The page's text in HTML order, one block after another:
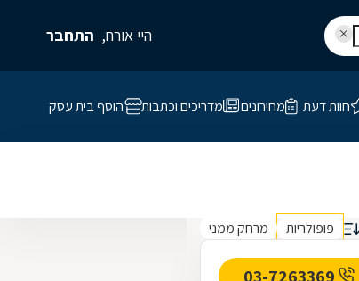
היי אורח, התחבר
חוות דעת מחירונים מדריכים וכתבות הוסף בית עסק
פופולריות מרחק ממני